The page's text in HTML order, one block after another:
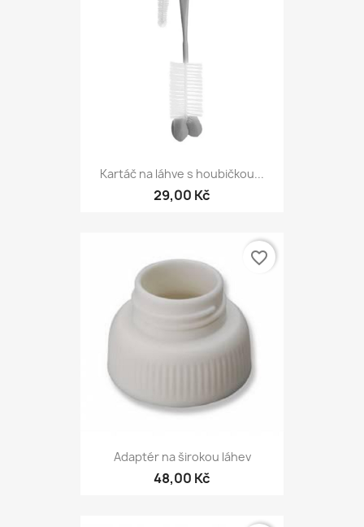
Kartáč na láhve s houbičkou...
29,00 Kč
Adaptér na širokou láhev
48,00 Kč
favorite_border